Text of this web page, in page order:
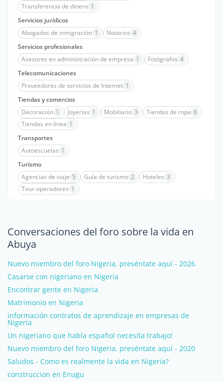
Transferencia de dinero 1
Servicios jurídicos
Abogados de inmigración 1 Notarios 4
Servicios profesionales
Asesores en administración de empresa 1 Fotógrafos 4
Telecomunicaciones
Proveedores de servicios de Internet 1
Tiendas y comercios
Decoración 1 Joyerías 1 Mobiliario 3 Tiendas de ropa 6
Tiendas en linea 1
Transportes
Autoescuelas 1
Turismo
Agencias de viaje 5 Guía de turismo 2 Hoteles 3
Tour-operadores 1
Conversaciones del foro sobre la vida en
Abuya
Nuevo miembro del foro Nigeria, preséntate aquí - 2026
Casarse con nigeriano en Nigeria
Encontrar gente en Nigeria
Matrimonio en Nigeria
información contratos de aprendizaje en empresas de
Nigeria
Un nigeriano que habla español necesita trabajo!
Nuevo miembro del foro Nigeria, preséntate aquí - 2020
Saludos - Como es realmente la vida en Nigeria?
construccion en Enugu